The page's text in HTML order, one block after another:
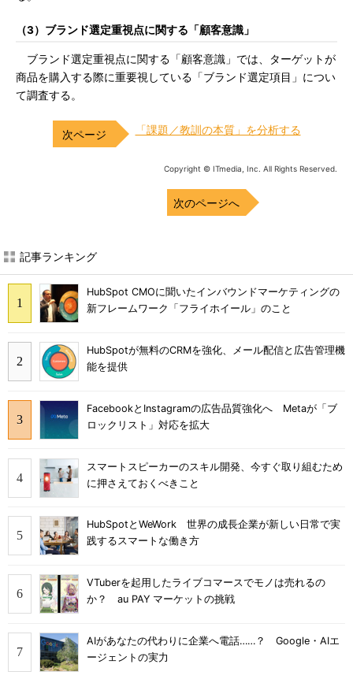
（3）ブランド選定重視点に関する「顧客意識」
ブランド選定重視点に関する「顧客意識」では、ターゲットが
商品を購入する際に重要視している「ブランド選定項目」につい
て調査する。
「課題／教訓の本質」を分析する
Copyright © ITmedia, Inc. All Rights Reserved.
次のページへ
記事ランキング
HubSpot CMOに聞いたインバウンドマーケティングの
新フレームワーク「フライホイール」のこと
HubSpotが無料のCRMを強化、メール配信と広告管理機
能を提供
FacebookとInstagramの広告品質強化へ Metaが「ブ
ロックリスト」対応を拡大
スマートスピーカーのスキル開発、今すぐ取り組むため
に押さえておくべきこと
HubSpotとWeWork 世界の成長企業が新しい日常で実
践するスマートな働き方
VTuberを起用したライブコマースでモノは売れるの
か？ au PAY マーケットの挑戦
AIがあなたの代わりに企業へ電話……？ Google・AIエ
ージェントの実力